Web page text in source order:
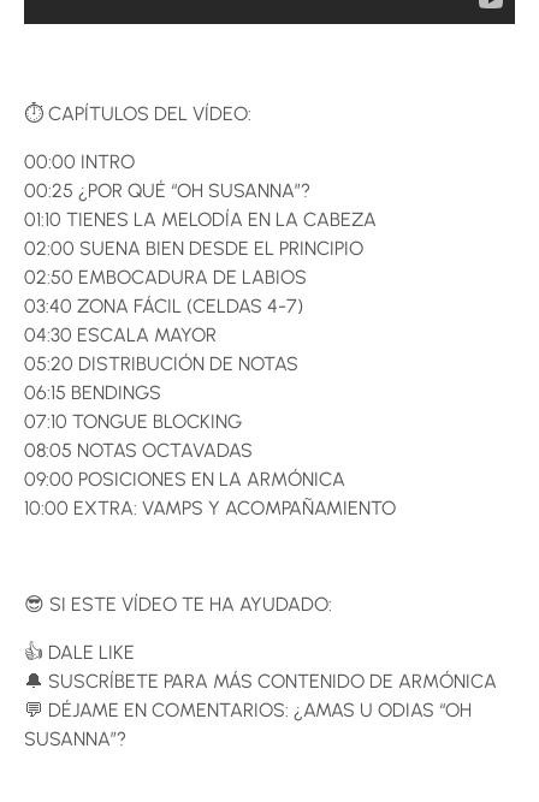
⏱️ CAPÍTULOS DEL VÍDEO:
00:00 INTRO
00:25 ¿POR QUÉ “OH SUSANNA”?
01:10 TIENES LA MELODÍA EN LA CABEZA
02:00 SUENA BIEN DESDE EL PRINCIPIO
02:50 EMBOCADURA DE LABIOS
03:40 ZONA FÁCIL (CELDAS 4-7)
04:30 ESCALA MAYOR
05:20 DISTRIBUCIÓN DE NOTAS
06:15 BENDINGS
07:10 TONGUE BLOCKING
08:05 NOTAS OCTAVADAS
09:00 POSICIONES EN LA ARMÓNICA
10:00 EXTRA: VAMPS Y ACOMPAÑAMIENTO
😎 SI ESTE VÍDEO TE HA AYUDADO:
👍 DALE LIKE
🔔 SUSCRÍBETE PARA MÁS CONTENIDO DE ARMÓNICA
💬 DÉJAME EN COMENTARIOS: ¿AMAS U ODIAS “OH
SUSANNA”?